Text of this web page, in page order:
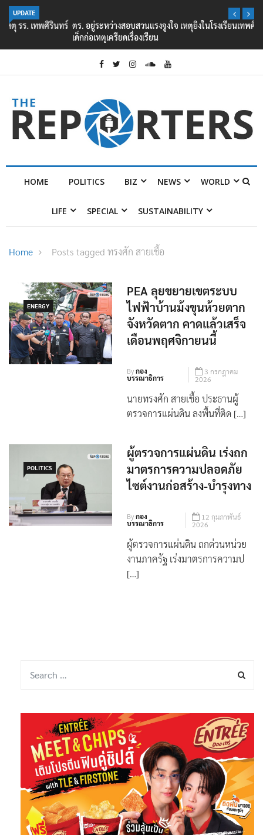
UPDATE
ตร. อยู่ระหว่างสอบสวนแรงจูงใจ เหตุยิงในโรงเรียนเทพศิรินทร์ นนทบุรี พบ
เด็กก่อเหตุเครียดเรื่องเรียน
HOME POLITICS BIZ NEWS WORLD
LIFE SPECIAL SUSTAINABILITY
Home Posts tagged ทรงศัก สายเชื้อ
ENERGY
PEA ลุยขยายเขตระบบ
ไฟฟ้าบ้านม้งขุนห้วยตาก
จังหวัดตาก คาดแล้วเสร็จ
เดือนพฤศจิกายนนี้
Byกอง
บรรณาธิการ
3 กรกฎาคม
2026
นายทรงศัก สายเชื้อ ประธานผู้
ตรวจการแผ่นดิน ลงพื้นที่ติด […]
POLITICS
ผู้ตรวจการแผ่นดิน เร่งถก
มาตรการความปลอดภัย
ไซต์งานก่อสร้าง-บำรุงทาง
Byกอง
บรรณาธิการ
12 กุมภาพันธ์
2026
ผู้ตรวจการแผ่นดิน ถกด่วนหน่วย
งานภาครัฐ เร่งมาตรการความป
[…]